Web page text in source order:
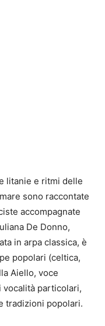
litanie e ritmi delle
sono raccontate
accompagnate
De Donno,
in arpa classica, è
popolari (celtica,
Aiello, voce
vocalità particolari,
tradizioni popolari.